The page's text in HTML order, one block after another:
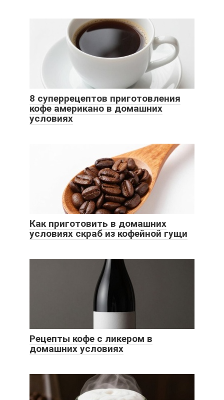
8 суперрецептов приготовления
кофе американо в домашних
условиях
Как приготовить в домашних
условиях скраб из кофейной гущи
Рецепты кофе с ликером в
домашних условиях